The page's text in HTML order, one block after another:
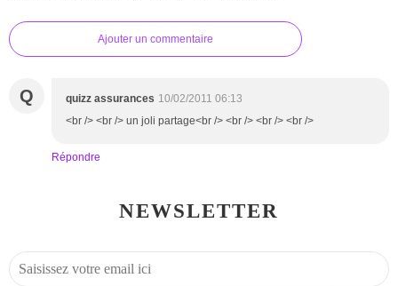
Ajouter un commentaire
Q quizz assurances 10/02/2011 06:13
<br /> <br /> un joli partage<br /> <br /> <br /> <br />
Répondre
NEWSLETTER